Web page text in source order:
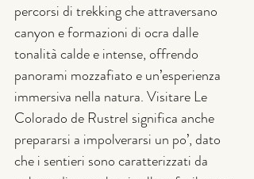
percorsi di trekking che attraversano
canyon e formazioni di ocra dalle
tonalità calde e intense, offrendo
panorami mozzafiato e un’esperienza
immersiva nella natura. Visitare Le
Colorado de Rustrel significa anche
prepararsi a impolverarsi un po’, dato
che i sentieri sono caratterizzati da